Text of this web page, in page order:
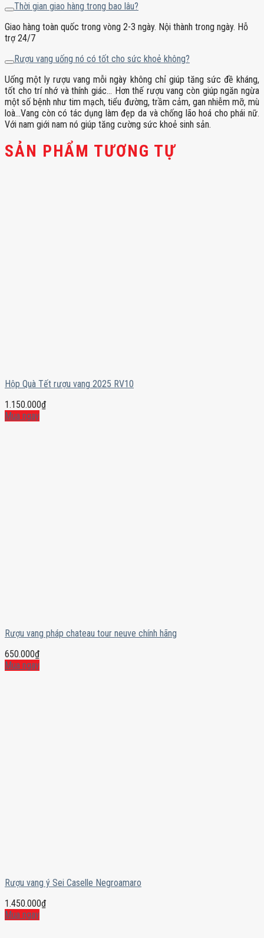
Thời gian giao hàng trong bao lâu?
Giao hàng toàn quốc trong vòng 2-3 ngày. Nội thành trong ngày. Hỗ
trợ 24/7
Rượu vang uống nó có tốt cho sức khoẻ không?
Uống một ly rượu vang mỗi ngày không chỉ giúp tăng sức đề kháng,
tốt cho trí nhớ và thính giác… Hơn thế rượu vang còn giúp ngăn ngừa
một số bệnh như tim mạch, tiểu đường, trầm cảm, gan nhiễm mỡ, mù
loà…Vang còn có tác dụng làm đẹp da và chống lão hoá cho phái nữ.
Với nam giới nam nó giúp tăng cường sức khoẻ sinh sản.
SẢN PHẨM TƯƠNG TỰ
Hộp Quà Tết rượu vang 2025 RV10
1.150.000₫
Mua ngay
Rượu vang pháp chateau tour neuve chính hãng
650.000₫
Mua ngay
Rượu vang ý Sei Caselle Negroamaro
1.450.000₫
Mua ngay